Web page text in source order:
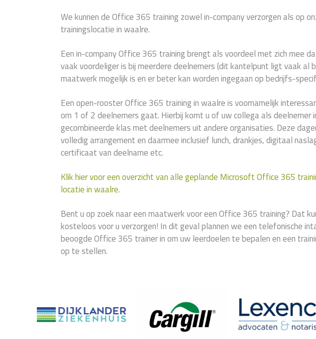
We kunnen de Office 365 training zowel in-company verzorgen als op
trainingslocatie in waalre.
Een in-company Office 365 training brengt als voordeel met zich mee
vaak voordeliger is bij meerdere deelnemers (dit kantelpunt ligt vaak al
maatwerk mogelijk is en er beter kan worden ingegaan op bedrijfs-
Een open-rooster Office 365 training in waalre is voornamelijk
om 1 of 2 deelnemers gaat. Hierbij komt u of uw collega als deelnemer
gecombineerde klas met deelnemers uit andere organisaties. Deze
volledig arrangement en daarmee inclusief lunch, drankjes, digitaal
certificaat van deelname etc.
Klik hier voor een overzicht van alle geplande Microsoft Office 365
locatie in waalre.
Bent u op zoek naar een maatwerk voor een Office 365 training? Dat
kosteloos voor u verzorgen! In dit geval plannen we een telefonische
beoogde Office 365 trainer in om uw leerdoelen te bepalen en een
op te stellen.